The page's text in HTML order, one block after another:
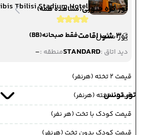
تور کره جنوبی(مشاهده همه)
تور سئول
تور تونس
ibis Tbilisi Stadium Hotel
3 شب اقامت
فقط صبحانه(BB)
دید اتاق :STANDARDمنطقه :-
قیمت 2 تخته (هرنفر)
قیمت 1 تخته (هرنفر)
قیمت کودک با تخت (هر نفر)